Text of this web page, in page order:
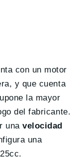
con un motor
y que cuenta
la mayor
del fabricante.
unavelocidad
una